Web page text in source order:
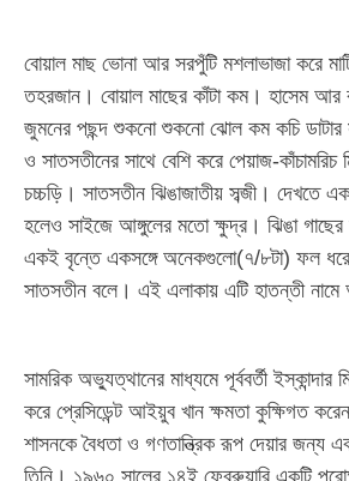
বোয়াল মাছ ভোনা আর সরপুঁটি মশলাভাজা করে
তহরজান। বোয়াল মাছের কাঁটা কম। হাসেম আর
জুমনের পছন্দ শুকনো শুকনো ঝোল কম কচি ডাটার
ও সাতসতীনের সাথে বেশি করে পেয়াজ-কাঁচামরিচ
চচ্চড়ি। সাতসতীন ঝিঙাজাতীয় সব্জী। দেখতে
হলেও সাইজে আঙ্গুলের মতো ক্ষুদ্র। ঝিঙা
একই বৃন্তে একসঙ্গে অনেকগুলো(৭/৮টা) ফল
সাতসতীন বলে। এই এলাকায় এটি হাতন্তী নামে
সামরিক অভ্যুত্থানের মাধ্যমে পূর্ববর্তী ইস্কান্দার
করে প্রেসিডেন্ট আইয়ুব খান ক্ষমতা কুক্ষিগত
শাসনকে বৈধতা ও গণতান্ত্রিক রূপ দেয়ার জন্য